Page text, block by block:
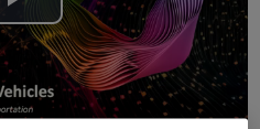
Play
Video